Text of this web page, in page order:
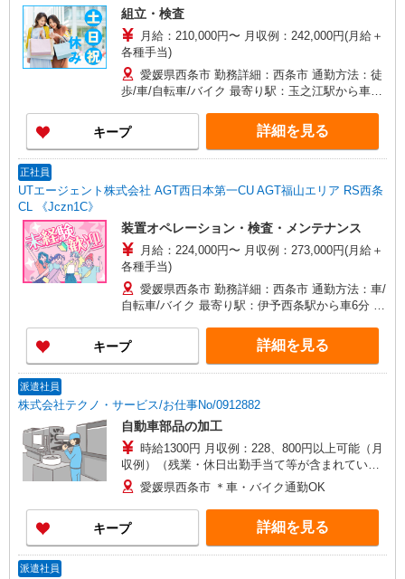
組立・検査
月給：210,000円〜 月収例：242,000円(月給＋
各種手当)
愛媛県西条市 勤務詳細：西条市 通勤方法：徒
歩/車/自転車/バイク 最寄り駅：玉之江駅から車10
キープ 詳細を見る
正社員
UTエージェント株式会社 AGT西日本第一CU AGT福山エリア RS西条
CL 《Jczn1C》
装置オペレーション・検査・メンテナンス
月給：224,000円〜 月収例：273,000円(月給＋
各種手当)
愛媛県西条市 勤務詳細：西条市 通勤方法：車/
自転車/バイク 最寄り駅：伊予西条駅から車6分 ※
キープ 詳細を見る
派遣社員
株式会社テクノ・サービス/お仕事No/0912882
自動車部品の加工
時給1300円 月収例：228、800円以上可能（月
収例）（残業・休日出勤手当て等が含まれていま
す） 交通費全額支給
愛媛県西条市 ＊車・バイク通勤OK
キープ 詳細を見る
派遣社員